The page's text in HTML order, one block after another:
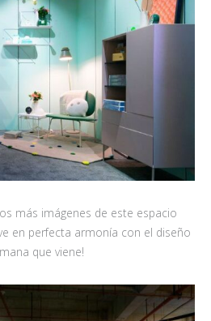
más imágenes de este espacio
en perfecta armonía con el diseño
que viene!